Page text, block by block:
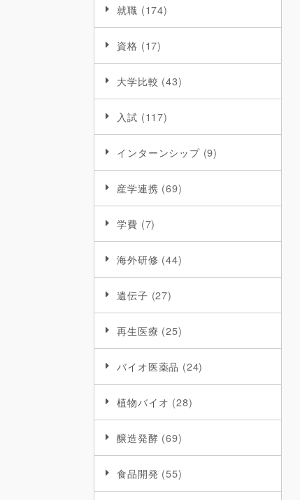
就職 (174)
資格 (17)
大学比較 (43)
入試 (117)
インターンシップ(9)
産学連携 (69)
学費 (7)
海外研修 (44)
遺伝子 (27)
再生医療 (25)
バイオ医薬品 (24)
植物バイオ (28)
醸造発酵 (69)
食品開発 (55)